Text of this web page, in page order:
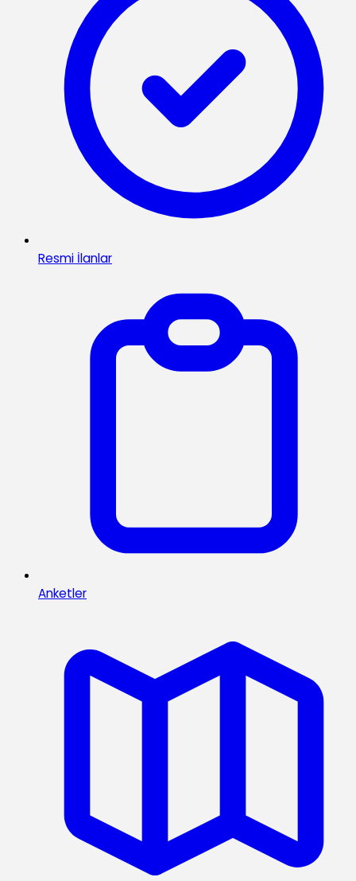
Resmi İlanlar
Anketler